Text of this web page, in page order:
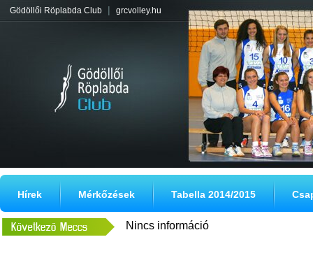
Gödöllői Röplabda Club | grcvolley.hu
Hírek Mérkőzések Tabella 2014/2015
Nincs információ